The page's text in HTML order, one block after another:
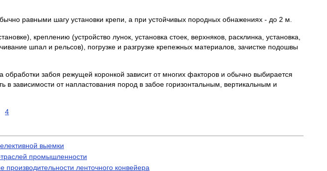
равными шагу установки крепи, а при устойчивых породных обнажениях - до 2 м.
креплению (устройство лунок, установка стоек, верхняков, расклинка, установка,
шпал и рельсов), погрузке и разгрузке крепежных материалов, зачистке подошвы
забоя режущей коронкой зависит от многих факторов и обычно выбирается
зависимости от напластования пород в забое горизонтальным, вертикальным и
4
выемки
промышленности
ленточного конвейера